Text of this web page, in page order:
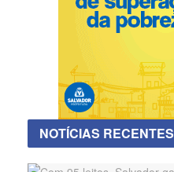
NOTÍCIAS RECENTES